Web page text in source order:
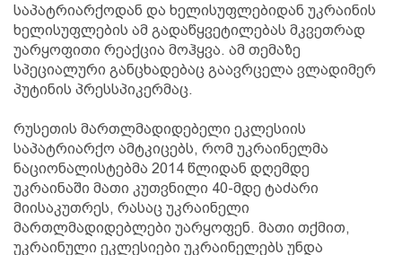
საპატრიარქოდან და ხელისუფლებიდან უკრაინის
ხელისუფლების ამ გადაწყვეტილებას მკვეთრად
უარყოფითი რეაქცია მოჰყვა. ამ თემაზე
სპეციალური განცხადებაც გაავრცელა ვლადიმერ
პუტინის პრესსპიკერმაც.
რუსეთის მართლმადიდებელი ეკლესიის
საპატრიარქო ამტკიცებს, რომ უკრაინელმა
ნაციონალისტებმა 2014 წლიდან დღემდე
უკრაინაში მათი კუთვნილი 40-მდე ტაძარი
მიისაკუთრეს, რასაც უკრაინელი
მართლმადიდებლები უარყოფენ. მათი თქმით,
უკრაინული ეკლესიები უკრაინელებს უნდა